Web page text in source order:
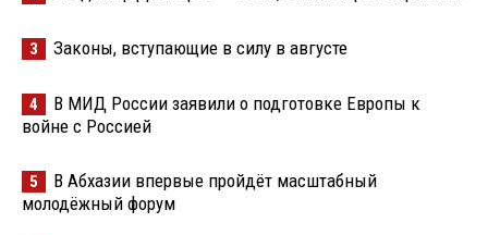
3 Законы, вступающие в силу в августе
4
В МИД России заявили о подготовке Европы к
войне с Россией
5
В Абхазии впервые пройдёт масштабный
молодёжный форум